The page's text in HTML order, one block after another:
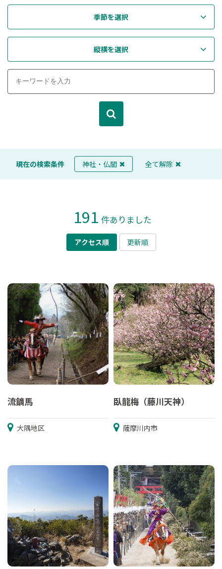
季節を選択
縦横を選択
現在の検索条件 神社・仏閣 全て解除
191 件ありました
アクセス順 更新順
流鏑馬
大隅地区
臥龍梅（藤川天神）
薩摩川内市